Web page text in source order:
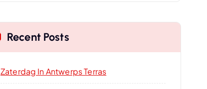
Recent Posts
Zaterdag In Antwerps Terras